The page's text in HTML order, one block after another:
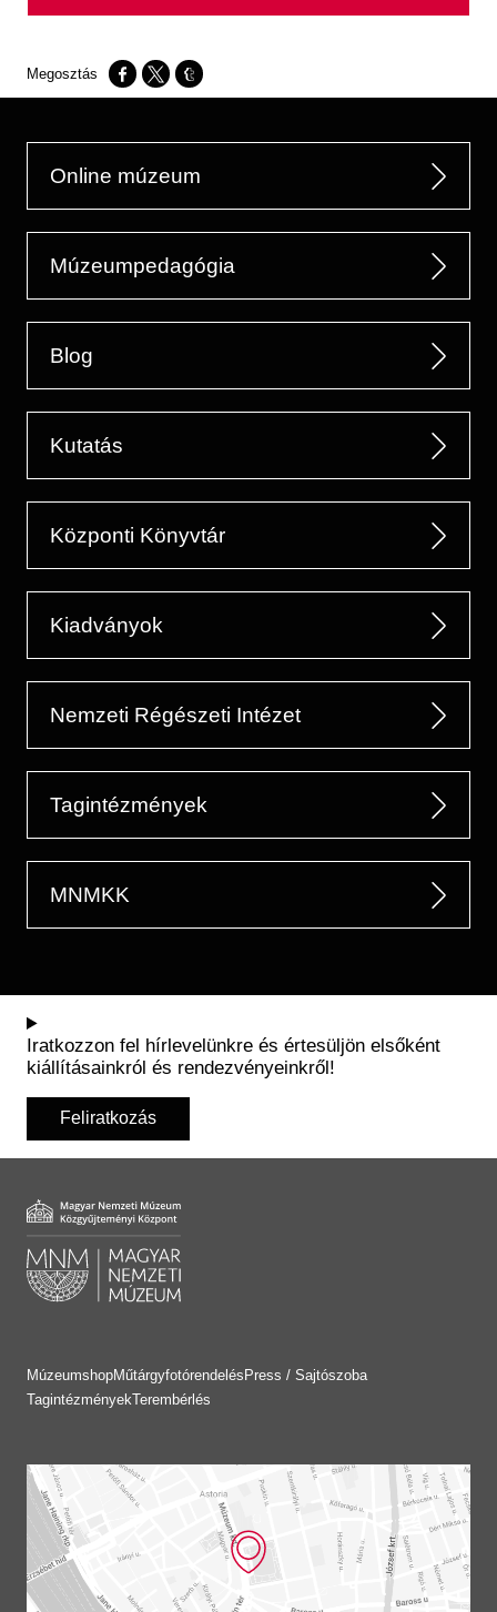
Opens in a new window
Opens in a new window
Opens in a new window
Online múzeum
Múzeumpedagógia
Blog
Kutatás
Központi Könyvtár
Kiadványok
Nemzeti Régészeti Intézet
Tagintézmények
MNMKK
Iratkozzon fel hírlevelünkre és értesüljön elsőként
kiállításainkról és rendezvényeinkről!
Feliratkozás
MúzeumshopMűtárgyfotórendelés Press / Sajtószoba
TagintézményekTerembérlés